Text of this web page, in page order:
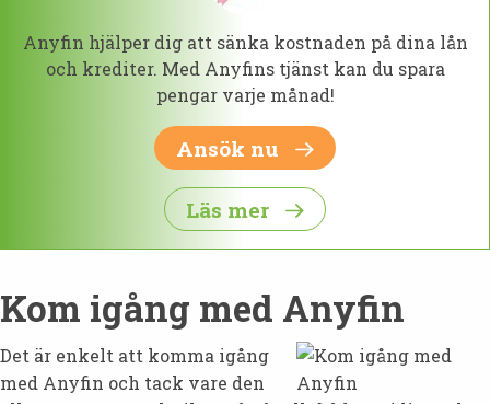
Anyfin hjälper dig att sänka kostnaden på dina lån
och krediter. Med Anyfins tjänst kan du spara
pengar varje månad!
Ansök nu
Läs mer
Kom igång med Anyfin
Det är enkelt att komma igång
med Anyfin och tack vare den